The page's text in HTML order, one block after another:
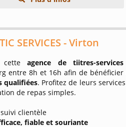
SERVICES - Virton
cetteagence de tiitres-services
entre 8h et 16h afin de bénéficier
qualifiées. Profitez de leurs
de repas simples.
clientèle
fiable et souriante